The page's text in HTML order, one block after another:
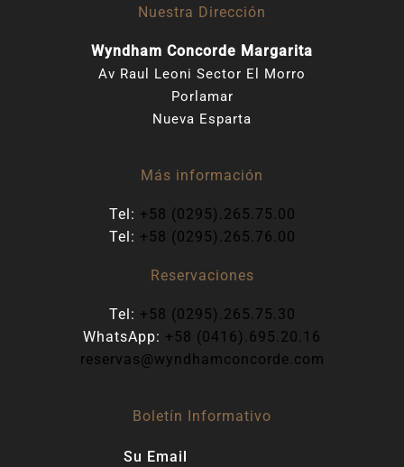
Nuestra Dirección
Wyndham Concorde Margarita
Av Raul Leoni Sector El Morro
Porlamar
Nueva Esparta
Más información
Tel: +58 (0295).265.75.00
Tel: +58 (0295).265.76.00
Reservaciones
Tel: +58 (0295).265.75.30
WhatsApp: +58 (0416).695.20.16
reservas@wyndhamconcorde.com
Boletín Informativo